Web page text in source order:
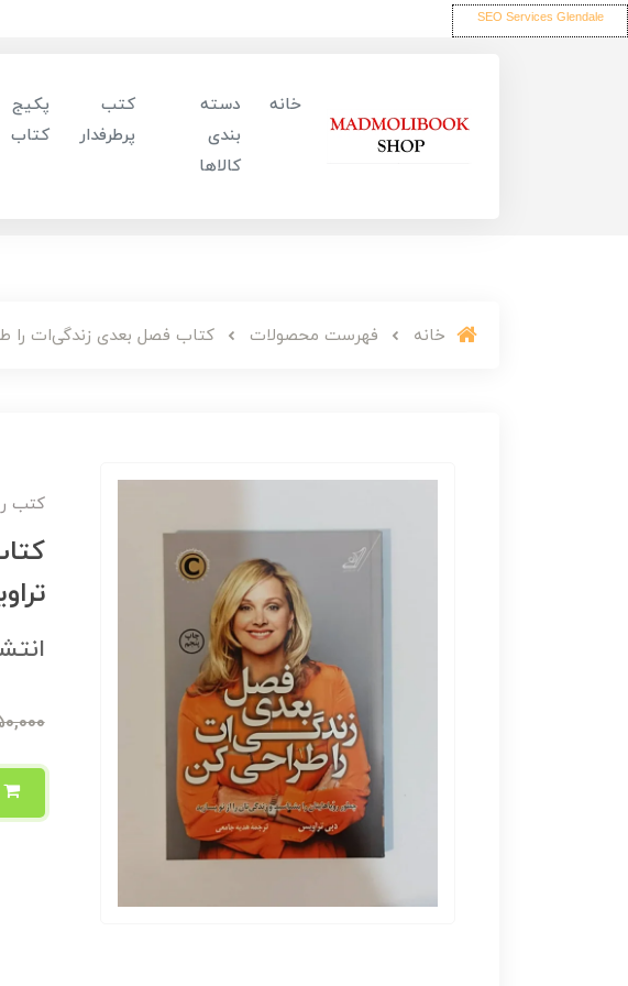
SEO Services Glendale
خانه
دسته
بندی
کالاها
کتب
پرطرفدار
پکیج
کتاب
خانه فهرست محصولات کتاب فصل بعدی زندگی‌ات را
کتب